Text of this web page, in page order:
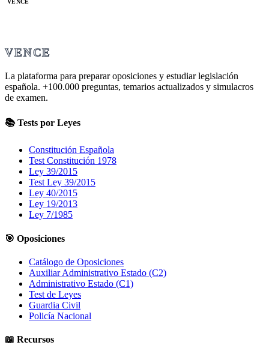
VENCE
VENCE
La plataforma para preparar oposiciones y estudiar legislación
española. +100.000 preguntas, temarios actualizados y simulacros
de examen.
📚 Tests por Leyes
Constitución Española
Test Constitución 1978
Ley 39/2015
Test Ley 39/2015
Ley 40/2015
Ley 19/2013
Ley 7/1985
🎯 Oposiciones
Catálogo de Oposiciones
Auxiliar Administrativo Estado (C2)
Administrativo Estado (C1)
Test de Leyes
Guardia Civil
Policía Nacional
📖 Recursos